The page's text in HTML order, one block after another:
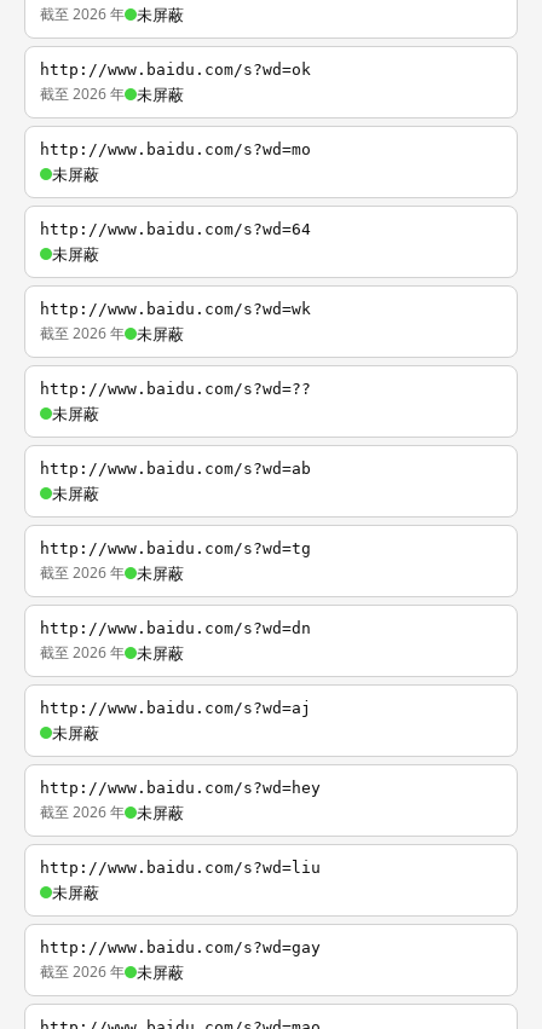
截至 2026 年 未屏蔽
http://www.baidu.com/s?wd=ok
截至 2026 年 未屏蔽
http://www.baidu.com/s?wd=mo
未屏蔽
http://www.baidu.com/s?wd=64
未屏蔽
http://www.baidu.com/s?wd=wk
截至 2026 年 未屏蔽
http://www.baidu.com/s?wd=??
未屏蔽
http://www.baidu.com/s?wd=ab
未屏蔽
http://www.baidu.com/s?wd=tg
截至 2026 年 未屏蔽
http://www.baidu.com/s?wd=dn
截至 2026 年 未屏蔽
http://www.baidu.com/s?wd=aj
未屏蔽
http://www.baidu.com/s?wd=hey
截至 2026 年 未屏蔽
http://www.baidu.com/s?wd=liu
未屏蔽
http://www.baidu.com/s?wd=gay
截至 2026 年 未屏蔽